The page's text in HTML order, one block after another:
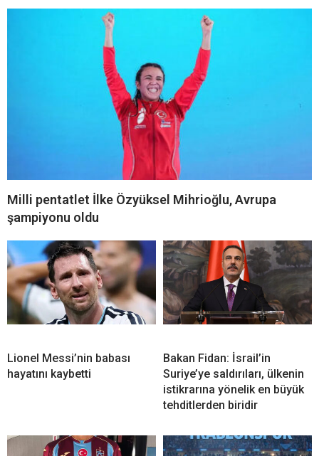
Milli pentatlet İlke Özyüksel Mihrioğlu, Avrupa
şampiyonu oldu
Lionel Messi’nin babası
hayatını kaybetti
Bakan Fidan: İsrail’in
Suriye’ye saldırıları, ülkenin
istikrarına yönelik en büyük
tehditlerden biridir